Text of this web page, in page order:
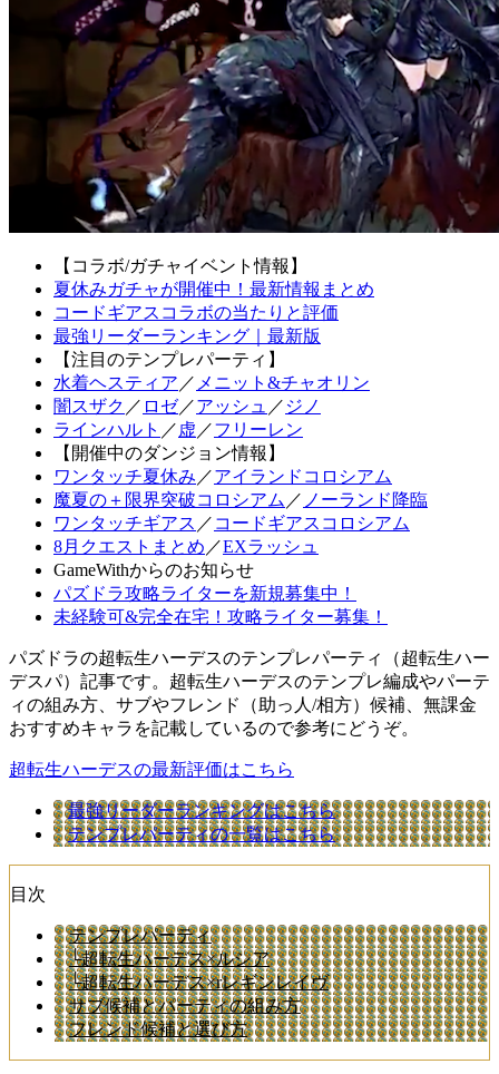
【コラボ/ガチャイベント情報】
夏休みガチャが開催中！最新情報まとめ
コードギアスコラボの当たりと評価
最強リーダーランキング｜最新版
【注目のテンプレパーティ】
水着ヘスティア ／ メニット&チャオリン
闇スザク ／ ロゼ／アッシュ ／ ジノ
ラインハルト ／ 虚 ／フリーレン
【開催中のダンジョン情報】
ワンタッチ夏休み ／アイランドコロシアム
魔夏の＋限界突破コロシアム ／ ノーランド降臨
ワンタッチギアス ／ コードギアスコロシアム
8月クエストまとめ ／EXラッシュ
GameWithからのお知らせ
パズドラ攻略ライターを新規募集中！
未経験可&完全在宅！攻略ライター募集！
パズドラの超転生ハーデスのテンプレパーティ（超転生ハー
デスパ）記事です。超転生ハーデスのテンプレ編成やパーテ
ィの組み方、サブやフレンド（助っ人/相方）候補、無課金
おすすめキャラを記載しているので参考にどうぞ。
超転生ハーデスの最新評価はこちら
最強リーダーランキングはこちら
テンプレパーティの一覧はこちら
目次
テンプレパーティ
└超転生ハーデス×ルシア
└超転生ハーデス×rレギンレイヴ
サブ候補とパーティの組み方
フレンド候補と選び方